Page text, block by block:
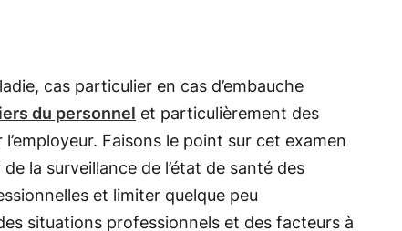
cas particulier en cas d’embauche
du personnel et particulièrement des
Faisons le point sur cet examen
la surveillance de l’état de santé des
et limiter quelque peu
situations professionnels et des facteurs à